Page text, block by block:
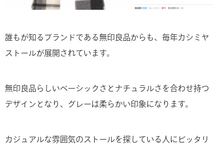
誰もが知るブランドである無印良品からも、毎年カシミヤ
ストールが展開されています。
無印良品らしいベーシックさとナチュラルさを合わせ持つ
デザインとなり、グレーは柔らかい印象になります。
カジュアルな雰囲気のストールを探している人にピッタリ